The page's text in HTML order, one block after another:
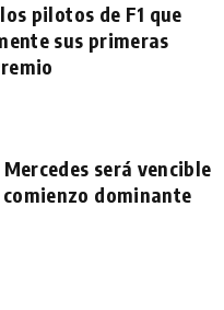
pilotos de F1 que
sus primeras
será vencible
dominante